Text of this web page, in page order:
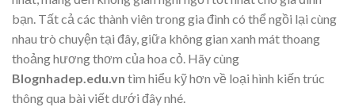
bạn. Tất cả các thành viên trong gia đình có thể ngồi lại cùng
nhau trò chuyện tại đây, giữa không gian xanh mát thoang
thoảng hương thơm của hoa cỏ. Hãy cùng
Blognhadep.edu.vn tìm hiểu kỹ hơn về loại hình kiến trúc
thông qua bài viết dưới đây nhé.